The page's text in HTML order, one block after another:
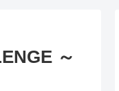
～